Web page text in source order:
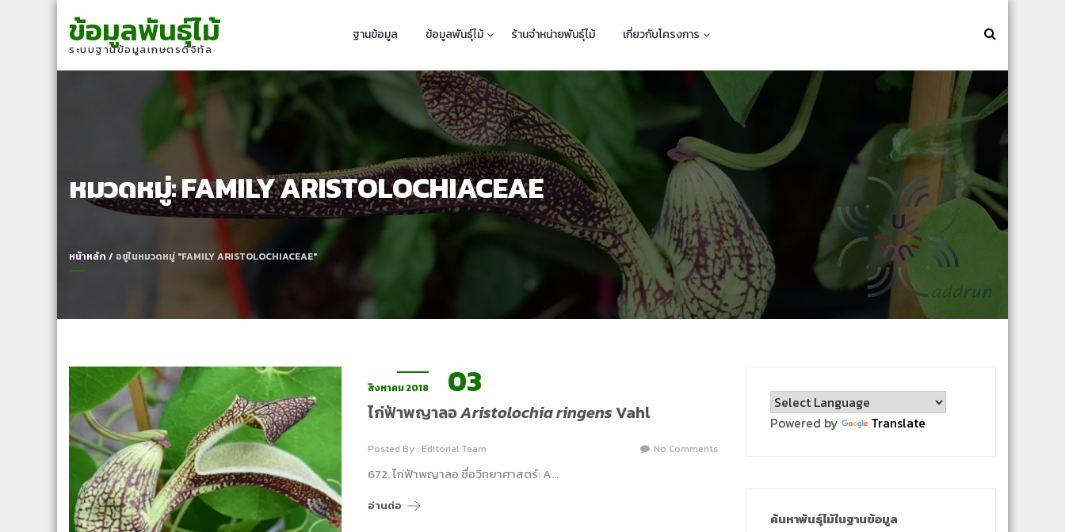
navigation
content
ข้อมูลพันธุ์ไม้
ระบบฐานข้อมูลเกษตรดิจิทัล
ฐานข้อมูล ข้อมูลพันธุ์ไม้ ร้านจำหน่ายพันธุ์ไม้ เกี่ยวกับโครงการ
หมวดหมู่:FAMILY ARISTOLOCHIACEAE
หน้าหลัก / อยู่ในหมวดหมู่ "FAMILY ARISTOLOCHIACEAE"
สิงหาคม 2018 03
ไก่ฟ้าพญาลอAristolochia ringensVahl
Posted By : Editorial Team No Comments
672. ไก่ฟ้าพญาลอ ชื่อวิทยาศาสตร์: A…
อ่านต่อ
Powered by Translate
ค้นหาพันธุ์ไม้ในฐานข้อมูล